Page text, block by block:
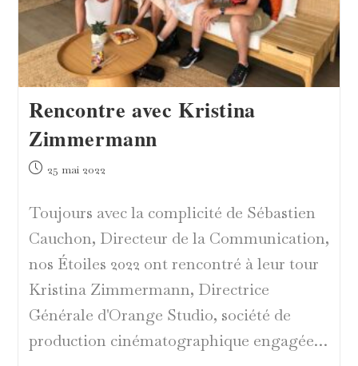
Rencontre avec Kristina
Zimmermann
Publication
25 mai 2022
Toujours avec la complicité de Sébastien
Cauchon, Directeur de la Communication,
nos Étoiles 2022 ont rencontré à leur tour
Kristina Zimmermann, Directrice
Générale d'Orange Studio, société de
production cinématographique engagée…